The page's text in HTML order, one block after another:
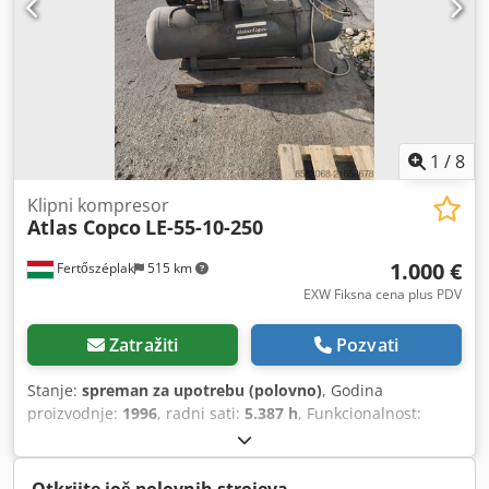
1 /8
Fertőszéplak 515 km
Klipni kompresor
Atlas Copco LE-55-10-250
1.000 €
EXW Fiksna cena plus PDV
Zatražiti Pozvati
Stanje: spreman za upotrebu (polovno), Godina
proizvodnje: 1996, radni sati: 5.387 h, Funkcionalnost:
, ukupna težina:
dužina:1.500 mm, Mašina je bila rezervna jedinica
namenjena za obezbeđivanje neprekidnog rada, ali je sada